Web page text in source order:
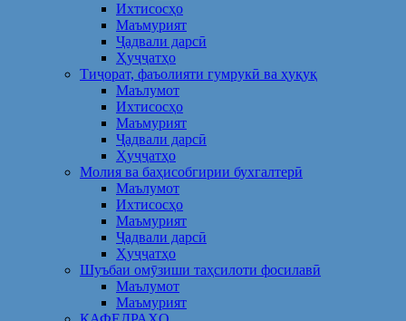
Ихтисосҳо
Маъмурият
Ҷадвали дарсӣ
Ҳуҷҷатҳо
Тиҷорат, фаъолияти гумрукӣ ва ҳуқуқ
Маълумот
Ихтисосҳо
Маъмурият
Ҷадвали дарсӣ
Ҳуҷҷатҳо
Молия ва баҳисобгирии бухгалтерӣ
Маълумот
Ихтисосҳо
Маъмурият
Ҷадвали дарсӣ
Ҳуҷҷатҳо
Шуъбаи омӯзиши таҳсилоти фосилавӣ
Маълумот
Маъмурият